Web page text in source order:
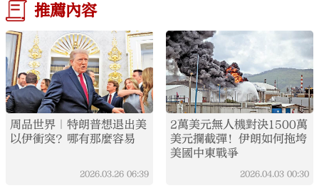
推薦內容
周品世界｜特朗普想退出美
以伊衝突？哪有那麼容易
2026.03.26 06:39
2萬美元無人機對決1500萬
美元攔截彈！伊朗如何拖垮
美國中東戰爭
2026.04.03 00:30